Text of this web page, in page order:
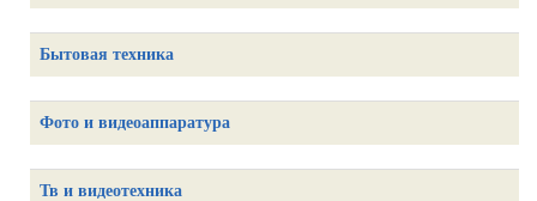
Бытовая техника
Фото и видеоаппаратура
Тв и видеотехника